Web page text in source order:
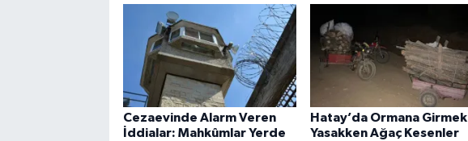
Cezaevinde Alarm Veren
İddialar: Mahkûmlar Yerde
Hatay’da Ormana Girmek
Yasakken Ağaç Kesenler